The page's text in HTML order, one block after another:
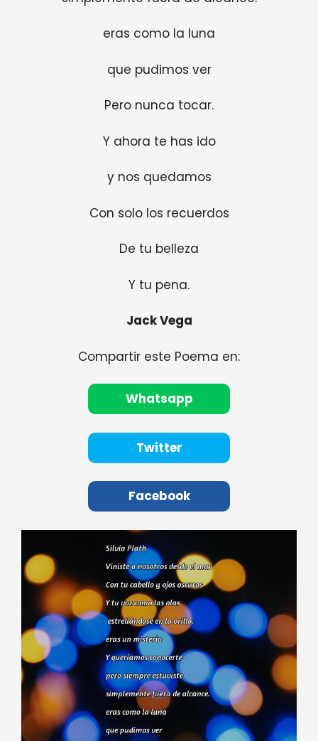
eras como la luna
que pudimos ver
Pero nunca tocar.
Y ahora te has ido
y nos quedamos
Con solo los recuerdos
De tu belleza
Y tu pena.
Jack Vega
Compartir este Poema en:
Whatsapp
Twitter
Facebook